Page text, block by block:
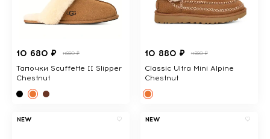
10 680 ₽ 11880 ₽
Тапочки Scuffette II Slipper
Chestnut
10 880 ₽ 11880 ₽
Classic Ultra Mini Alpine
Chestnut
NEW NEW